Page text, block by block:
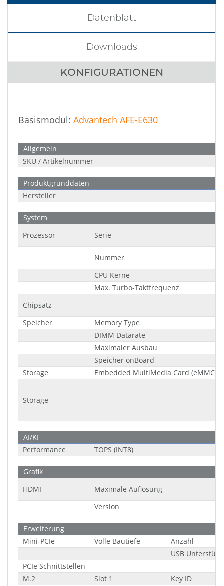
KONFIGURATIONEN
Datenblatt
Downloads
Basismodul: Advantech AFE-E630
Allgemein
SKU / Artikelnummer
Produktgrunddaten
Hersteller
System
Prozessor
Serie
Nummer
CPU Kerne
Max. Turbo-Taktfrequenz
Chipsatz
Speicher
Memory Type
DIMM Datarate
Maximaler Ausbau
Speicher onBoard
Storage
Embedded MultiMedia Card (eMMC)
Storage
AI/KI
Performance
TOPS (INT8)
Grafik
HDMI
Maximale Auflösung
Version
Erweiterung
Mini-PCIe
Volle Bautiefe
Anzahl
USB
PCIe Schnittstellen
M.2
Slot 1 Key ID